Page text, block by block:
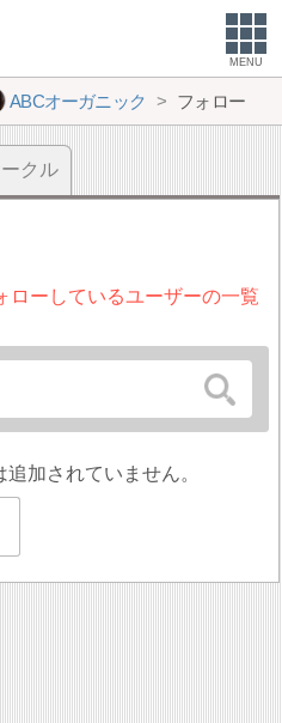
MENU
ABCオーガニック フォロー
クル
ローしているユーザーの一覧
加されていません。